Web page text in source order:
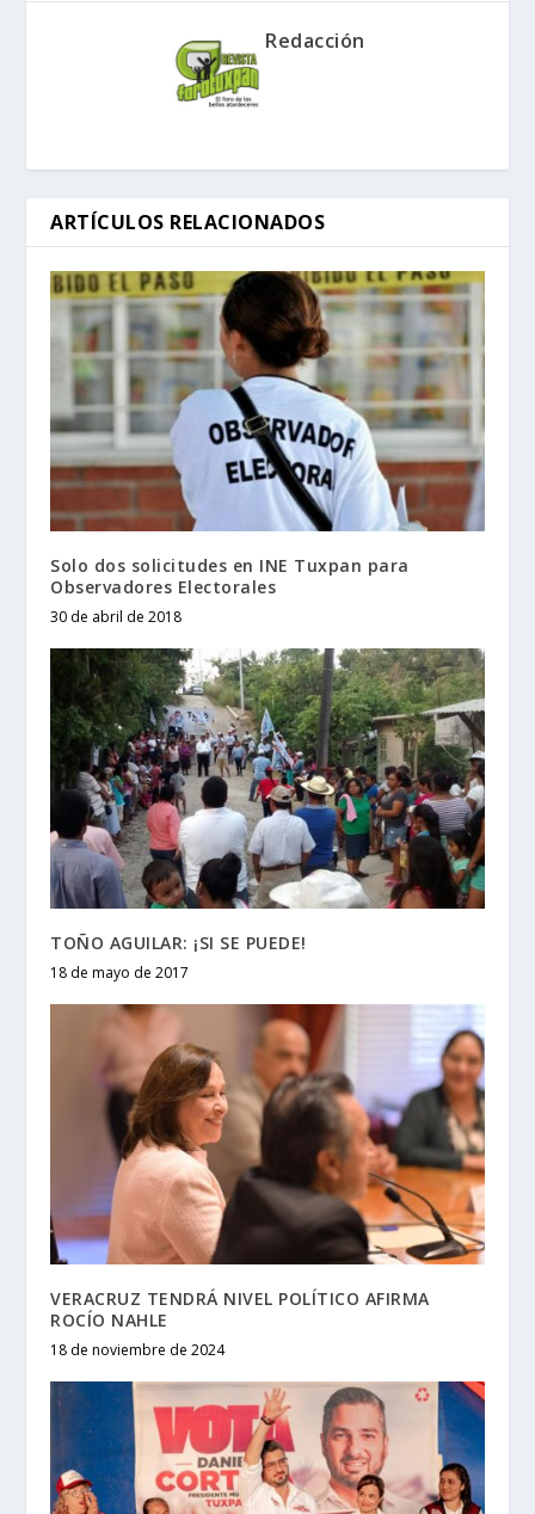
Redacción
ARTÍCULOS RELACIONADOS
Solo dos solicitudes en INE Tuxpan para
Observadores Electorales
30 de abril de 2018
TOÑO AGUILAR: ¡SI SE PUEDE!
18 de mayo de 2017
VERACRUZ TENDRÁ NIVEL POLÍTICO AFIRMA
ROCÍO NAHLE
18 de noviembre de 2024